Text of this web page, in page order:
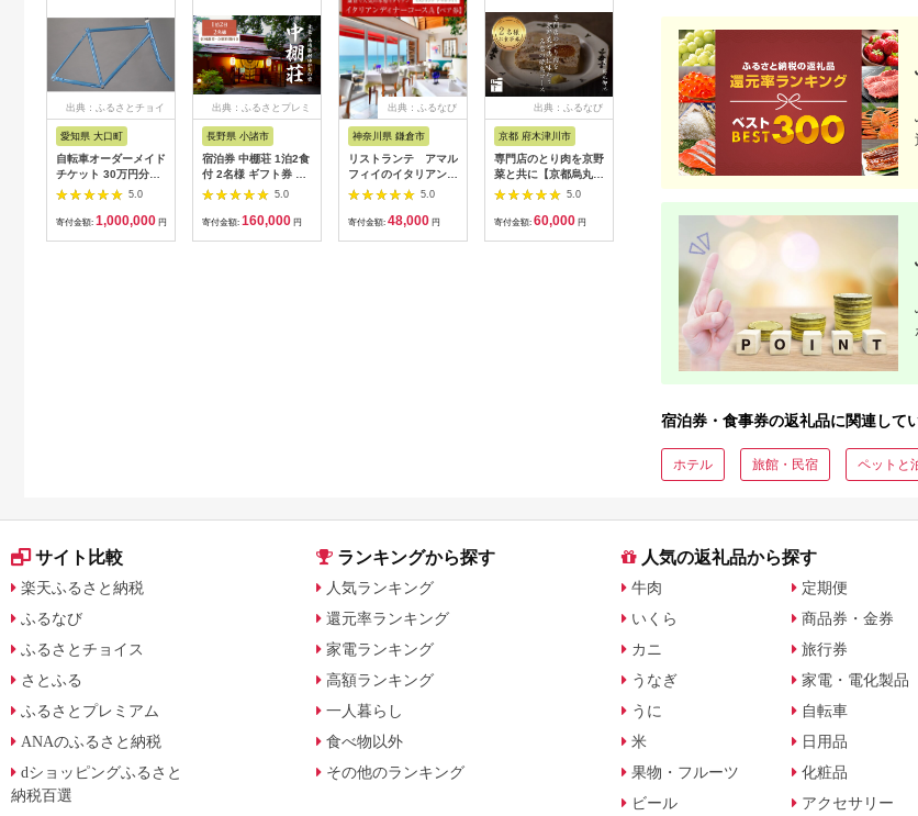
出典：ふるさとチョイ
愛知県 大口町
自転車オーダーメイド
チケット 30万円分
【1360365】
5.0
寄付金額: 1,000,000 円
出典：ふるさとプレミ
長野県 小諸市
宿泊券 中棚荘 1泊2食
付 2名様 ギフト券 チ
ケット 券 宿泊 旅行
5.0
寄付金額: 160,000 円
出典：ふるなび
神奈川県 鎌倉市
リストランテ アマル
フィイのイタリアンデ
ィナーコースA ペア
5.0
寄付金額: 48,000 円
出典：ふるなび
京都 府木津川市
専門店のとり肉を京野
菜と共に【京都烏丸御
池】で味わう2名様焼
鳥コースお食事券
064-15
5.0
寄付金額: 60,000 円
出典：ふるなび
界 雲仙 ふるさと納
税宿泊ギフト券
（15,000円）【星野
リゾート】
50,000
出典：ふるなび
埼玉県 飯能市
【BlueTarp】ランチ
お食事券(ペア) チケッ
ト HNNC001
宿泊券・食事券の返礼品に関連して
ホテル 旅館・民宿 ペットと
サイト比較
楽天ふるさと納税
ふるなび
ふるさとチョイス
さとふる
ふるさとプレミアム
ANAのふるさと納税
dショッピングふるさと
納税百選
ランキングから探す
人気ランキング
還元率ランキング
家電ランキング
高額ランキング
一人暮らし
食べ物以外
その他のランキング
人気の返礼品から探す
牛肉
いくら
カニ
うなぎ
うに
米
果物・フルーツ
ビール
定期便
商品券・金券
旅行券
家電・電化製品
自転車
日用品
化粧品
アクセサリー